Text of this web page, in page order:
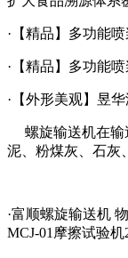
·【精品】多功能
·【精品】多功能
·【外形美观】昱
螺旋输送机在输
泥、粉煤灰、石灰
·富顺螺旋输送机
MCJ-01摩擦试验机